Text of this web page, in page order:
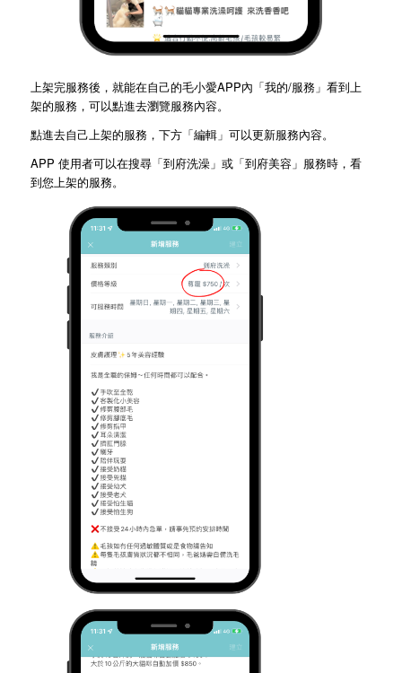
上架完服務後，就能在自己的毛小愛APP內「我的/服務」看到上
架的服務，可以點進去瀏覽服務內容。
點進去自己上架的服務，下方「編輯」可以更新服務內容。
APP 使用者可以在搜尋「到府洗澡」或「到府美容」服務時，看
到您上架的服務。